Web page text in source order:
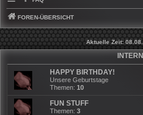
FOREN-ÜBERSICHT
Aktuelle Zeit:
HAPPY BIRTHDAY!
Unsere Geburtstage
Themen: 10
FUN STUFF
Themen: 3